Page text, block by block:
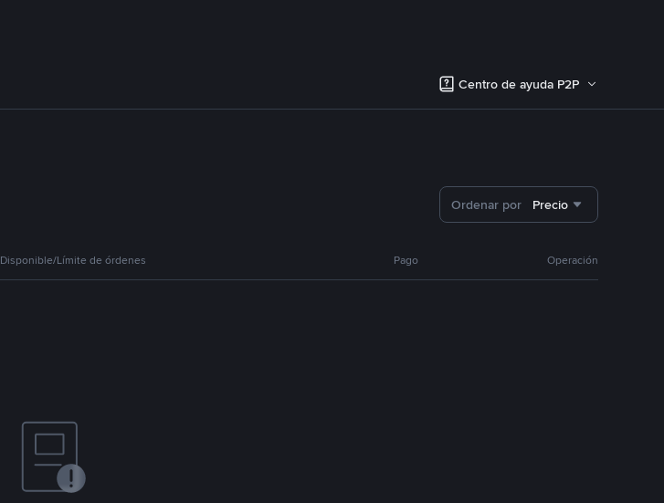
Centro de ayuda P2P
Ordenar por Precio
Disponible/Límite de órdenes Pago Operación